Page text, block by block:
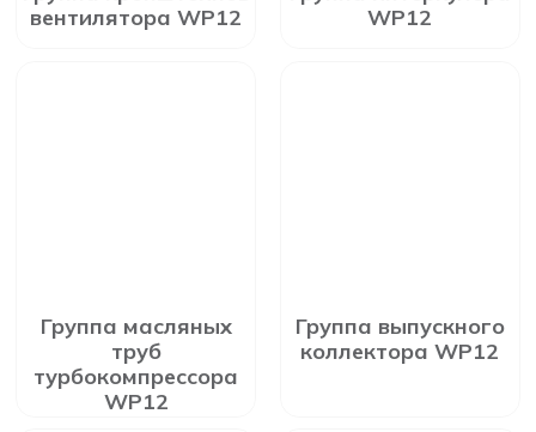
вентилятора WP12
WP12
Группа масляных
труб
турбокомпрессора
WP12
Группа выпускного
коллектора WP12